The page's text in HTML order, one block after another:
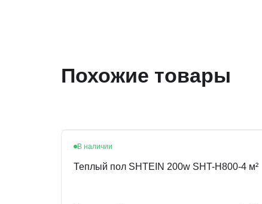
Похожие товары
В наличии
Теплый пол SHTEIN 200w SHT-H800-4 м²